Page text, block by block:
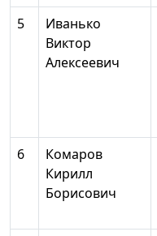
5
Иванько
Виктор
Алексеевич
6
Комаров
Кирилл
Борисович